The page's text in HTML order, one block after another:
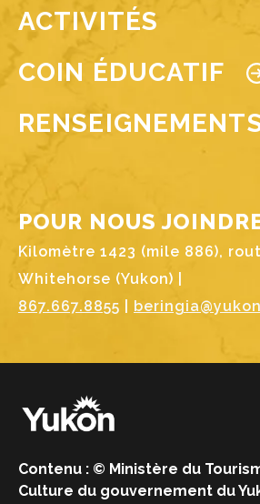
ACTIVITÉS
COIN ÉDUCATIF
POUR NOUS
Kilomètre 1423 (mile 886),
Whitehorse (Yukon) |
867.667.8855
Contenu : © Ministère du
Culture du gouvernement du